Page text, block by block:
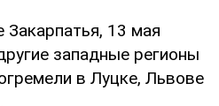
13 мая
западные регионы
в Луцке, Львове